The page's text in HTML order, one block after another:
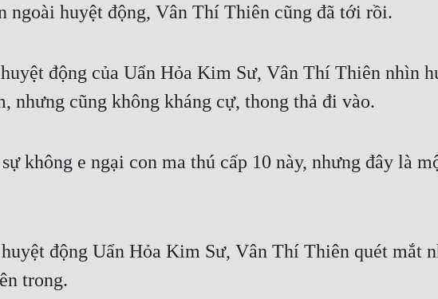
ngoài huyệt động, Vân Thí Thiên cũng đã tới rồi.
động của Uẩn Hỏa Kim Sư, Vân Thí Thiên nhìn
nhưng cũng không kháng cự, thong thả đi vào.
không e ngại con ma thú cấp 10 này, nhưng đây là
động Uẩn Hỏa Kim Sư, Vân Thí Thiên quét mắt
trong.